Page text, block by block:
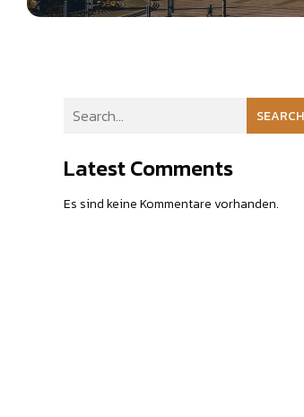
SEARCH
Latest Comments
Es sind keine Kommentare vorhanden.